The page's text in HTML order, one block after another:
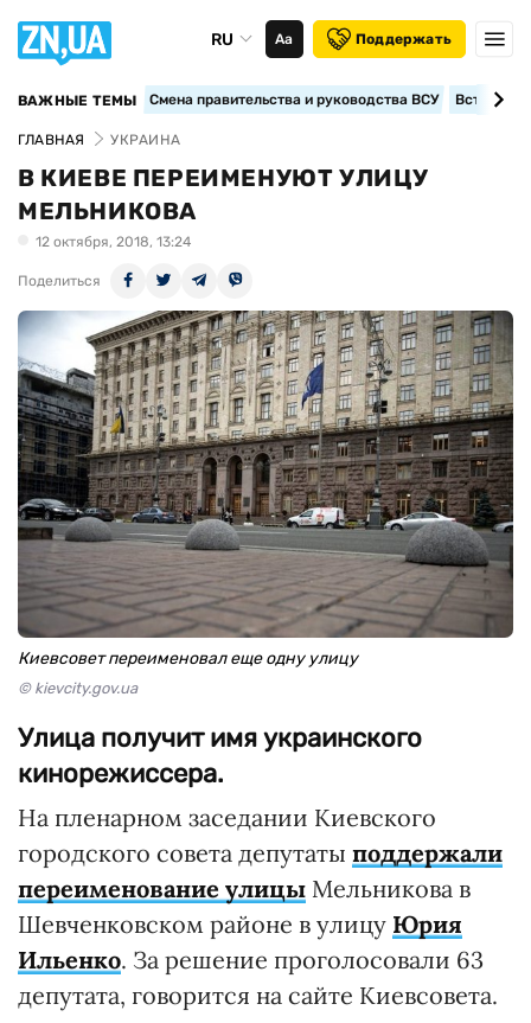
RU Аа Поддержать
ВАЖНЫЕ ТЕМЫ Смена правительства и руководства ВСУ
ГЛАВНАЯ УКРАИНА
В КИЕВЕ ПЕРЕИМЕНУЮТ УЛИЦУ
МЕЛЬНИКОВА
12 октября, 2018, 13:24
Поделиться
Киевсовет переименовал еще одну улицу
© kievcity.gov.ua
Улица получит имя украинского
кинорежиссера.
На пленарном заседании Киевского
городского совета депутаты поддержали
переименование улицы Мельникова в
Шевченковском районе в улицу Юрия
Ильенко. За решение проголосовали 63
депутата, говорится на сайте Киевсовета.